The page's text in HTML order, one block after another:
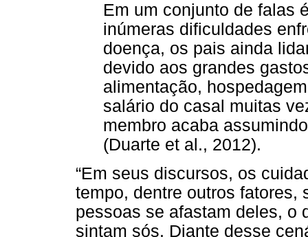
Em um conjunto de falas
inúmeras dificuldades
doença, os pais ainda
devido aos grandes
alimentação,
salário do casal muitas
membro acaba
(Duarte et al., 2012).
“Em seus discursos, os
tempo, dentre outros
pessoas se afastam deles, o
sintam sós. Diante desse